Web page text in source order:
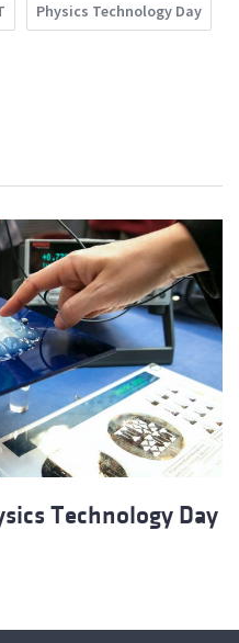
Physics Technology Day
Technology Day